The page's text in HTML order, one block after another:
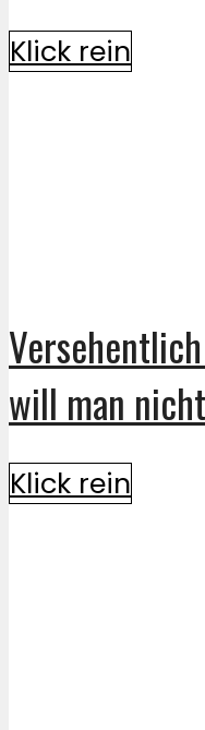
Klick rein
will man
Klick rein